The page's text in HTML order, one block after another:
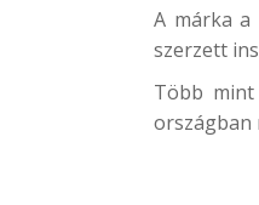
A márka a
szerzett
Több mint
országban